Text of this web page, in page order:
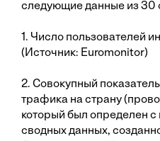
следующие данные из 30
1. Число пользователей
(Источник: Euromonitor)
2. Совокупный
трафика на страну
который был определен
сводных данных,